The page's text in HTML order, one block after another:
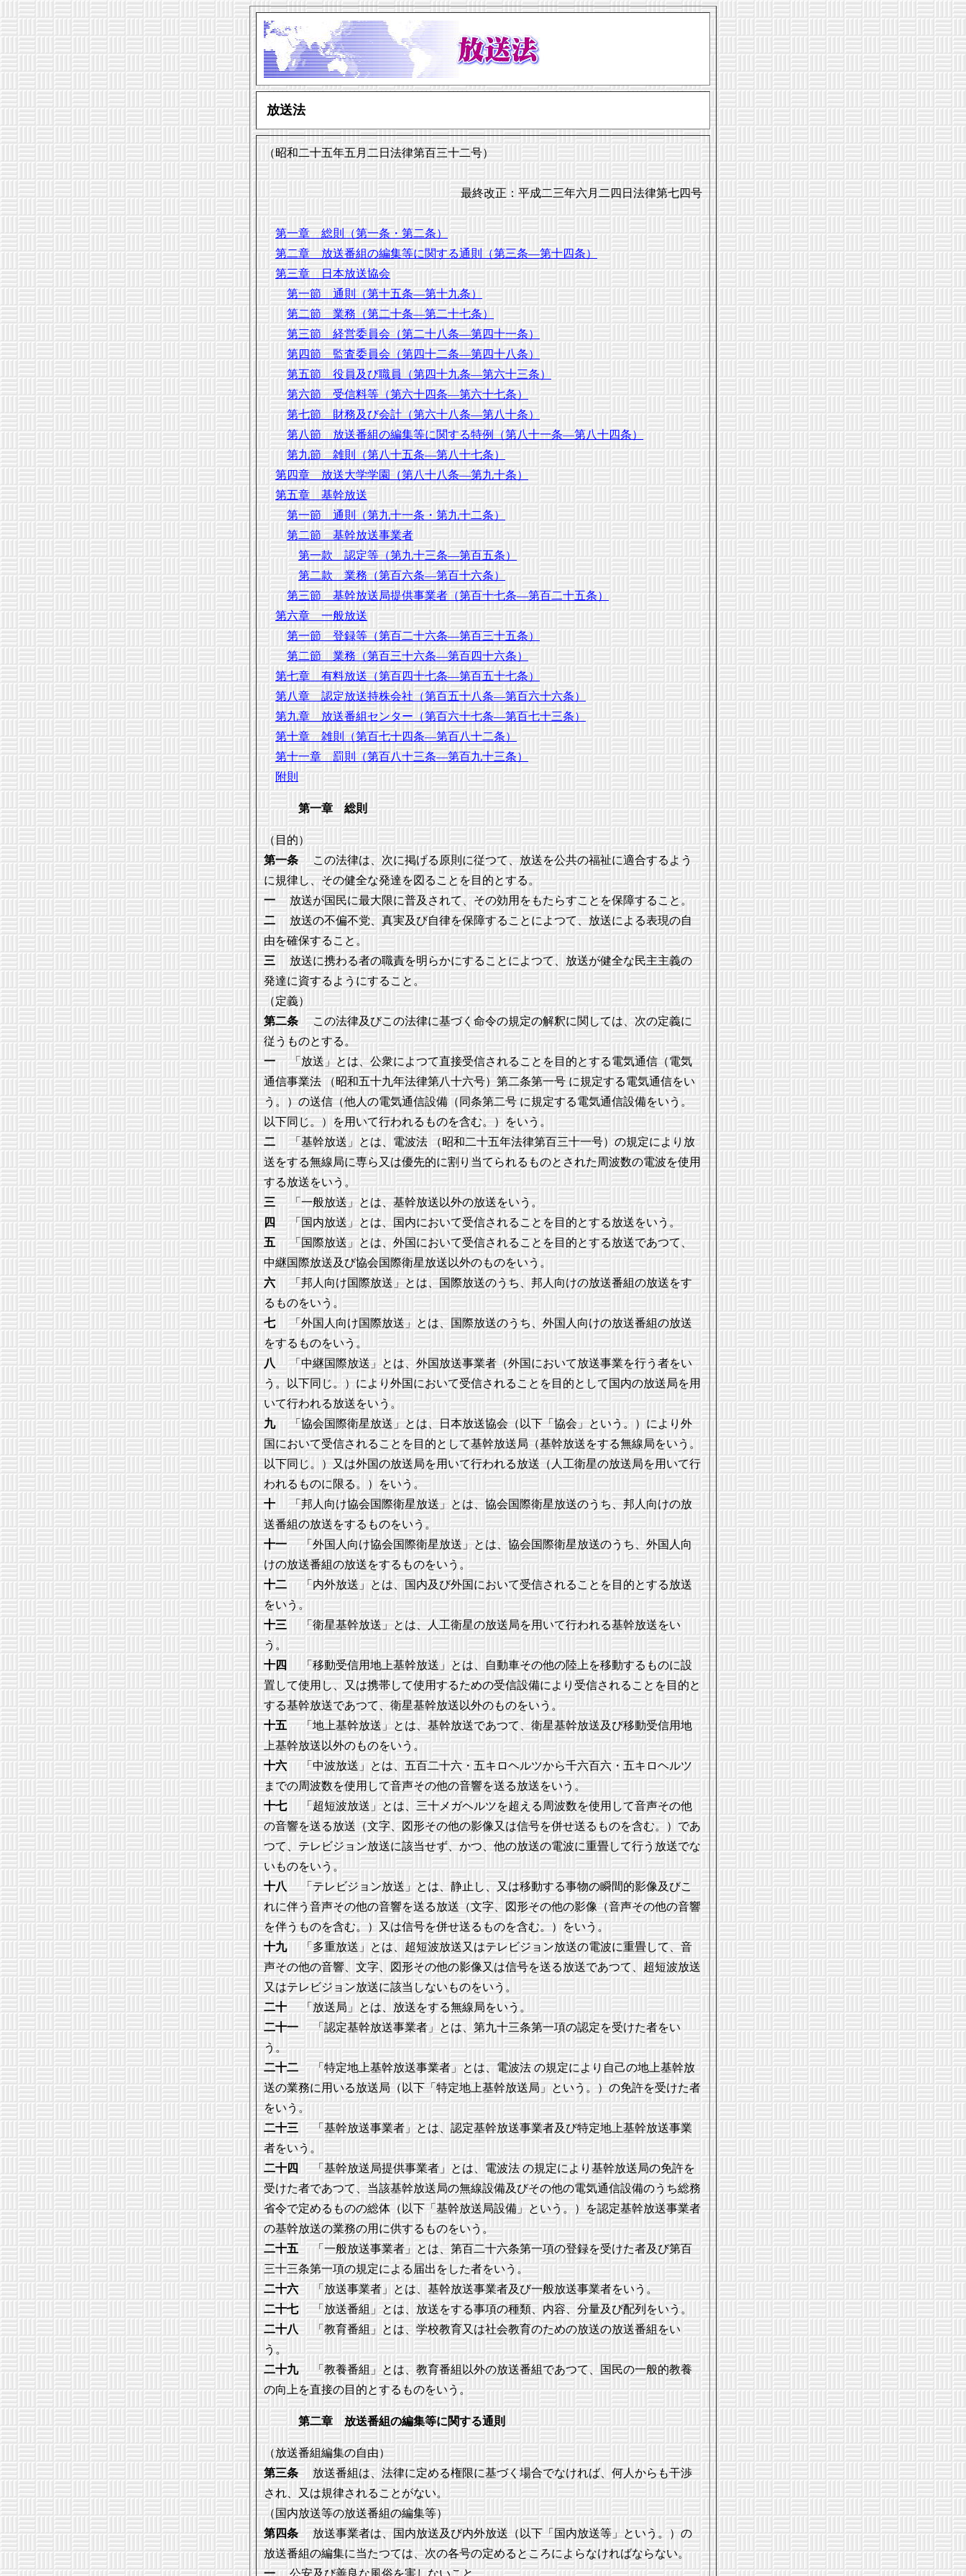
放送法
（昭和二十五年五月二日法律第百三十二号）
最終改正：平成二三年六月二四日法律第七四号
第一章 総則（第一条・第二条）
第二章 放送番組の編集等に関する通則（第三条―第十四条）
第三章 日本放送協会
第一節 通則（第十五条―第十九条）
第二節 業務（第二十条―第二十七条）
第三節 経営委員会（第二十八条―第四十一条）
第四節 監査委員会（第四十二条―第四十八条）
第五節 役員及び職員（第四十九条―第六十三条）
第六節 受信料等（第六十四条―第六十七条）
第七節 財務及び会計（第六十八条―第八十条）
第八節 放送番組の編集等に関する特例（第八十一条―第八十四条）
第九節 雑則（第八十五条―第八十七条）
第四章 放送大学学園（第八十八条―第九十条）
第五章 基幹放送
第一節 通則（第九十一条・第九十二条）
第二節 基幹放送事業者
第一款 認定等（第九十三条―第百五条）
第二款 業務（第百六条―第百十六条）
第三節 基幹放送局提供事業者（第百十七条―第百二十五条）
第六章 一般放送
第一節 登録等（第百二十六条―第百三十五条）
第二節 業務（第百三十六条―第百四十六条）
第七章 有料放送（第百四十七条―第百五十七条）
第八章 認定放送持株会社（第百五十八条―第百六十六条）
第九章 放送番組センター（第百六十七条―第百七十三条）
第十章 雑則（第百七十四条―第百八十二条）
第十一章 罰則（第百八十三条―第百九十三条）
附則
第一章 総則
（目的）
第一条 この法律は、次に掲げる原則に従つて、放送を公共の福祉に適合するよう
に規律し、その健全な発達を図ることを目的とする。
一 放送が国民に最大限に普及されて、その効用をもたらすことを保障すること。
二
放送の不偏不党、真実及び自律を保障することによつて、放送による表現の自
由を確保すること。
三
放送に携わる者の職責を明らかにすることによつて、放送が健全な民主主義の
発達に資するようにすること。
（定義）
第二条
この法律及びこの法律に基づく命令の規定の解釈に関しては、次の定義に
従うものとする。
一 「放送」とは、公衆によつて直接受信されることを目的とする電気通信（電気
通信事業法 （昭和五十九年法律第八十六号）第二条第一号 に規定する電気通信をい
う。）の送信（他人の電気通信設備（同条第二号 に規定する電気通信設備をいう。
以下同じ。）を用いて行われるものを含む。）をいう。
二
「基幹放送」とは、電波法 （昭和二十五年法律第百三十一号）の規定により放
送をする無線局に専ら又は優先的に割り当てられるものとされた周波数の電波を使用
する放送をいう。
三 「一般放送」とは、基幹放送以外の放送をいう。
四 「国内放送」とは、国内において受信されることを目的とする放送をいう。
五 「国際放送」とは、外国において受信されることを目的とする放送であつて、
中継国際放送及び協会国際衛星放送以外のものをいう。
六
「邦人向け国際放送」とは、国際放送のうち、邦人向けの放送番組の放送をす
るものをいう。
七
「外国人向け国際放送」とは、国際放送のうち、外国人向けの放送番組の放送
をするものをいう。
八
「中継国際放送」とは、外国放送事業者（外国において放送事業を行う者をい
う。以下同じ。）により外国において受信されることを目的として国内の放送局を用
いて行われる放送をいう。
九
「協会国際衛星放送」とは、日本放送協会（以下「協会」という。）により外
国において受信されることを目的として基幹放送局（基幹放送をする無線局をいう。
以下同じ。）又は外国の放送局を用いて行われる放送（人工衛星の放送局を用いて行
われるものに限る。）をいう。
十
「邦人向け協会国際衛星放送」とは、協会国際衛星放送のうち、邦人向けの放
送番組の放送をするものをいう。
十一 「外国人向け協会国際衛星放送」とは、協会国際衛星放送のうち、外国人向
けの放送番組の放送をするものをいう。
十二 「内外放送」とは、国内及び外国において受信されることを目的とする放送
をいう。
十三
「衛星基幹放送」とは、人工衛星の放送局を用いて行われる基幹放送をい
う。
十四
「移動受信用地上基幹放送」とは、自動車その他の陸上を移動するものに設
置して使用し、又は携帯して使用するための受信設備により受信されることを目的と
する基幹放送であつて、衛星基幹放送以外のものをいう。
十五 「地上基幹放送」とは、基幹放送であつて、衛星基幹放送及び移動受信用地
上基幹放送以外のものをいう。
十六
「中波放送」とは、五百二十六・五キロヘルツから千六百六・五キロヘルツ
までの周波数を使用して音声その他の音響を送る放送をいう。
十七
「超短波放送」とは、三十メガヘルツを超える周波数を使用して音声その他
の音響を送る放送（文字、図形その他の影像又は信号を併せ送るものを含む。）であ
つて、テレビジョン放送に該当せず、かつ、他の放送の電波に重畳して行う放送でな
いものをいう。
十八 「テレビジョン放送」とは、静止し、又は移動する事物の瞬間的影像及びこ
れに伴う音声その他の音響を送る放送（文字、図形その他の影像（音声その他の音響
を伴うものを含む。）又は信号を併せ送るものを含む。）をいう。
十九
「多重放送」とは、超短波放送又はテレビジョン放送の電波に重畳して、音
声その他の音響、文字、図形その他の影像又は信号を送る放送であつて、超短波放送
又はテレビジョン放送に該当しないものをいう。
二十 「放送局」とは、放送をする無線局をいう。
二十一
「認定基幹放送事業者」とは、第九十三条第一項の認定を受けた者をい
う。
二十二 「特定地上基幹放送事業者」とは、電波法 の規定により自己の地上基幹放
送の業務に用いる放送局（以下「特定地上基幹放送局」という。）の免許を受けた者
をいう。
二十三
「基幹放送事業者」とは、認定基幹放送事業者及び特定地上基幹放送事業
者をいう。
二十四
「基幹放送局提供事業者」とは、電波法 の規定により基幹放送局の免許を
受けた者であつて、当該基幹放送局の無線設備及びその他の電気通信設備のうち総務
省令で定めるものの総体（以下「基幹放送局設備」という。）を認定基幹放送事業者
の基幹放送の業務の用に供するものをいう。
二十五 「一般放送事業者」とは、第百二十六条第一項の登録を受けた者及び第百
三十三条第一項の規定による届出をした者をいう。
二十六 「放送事業者」とは、基幹放送事業者及び一般放送事業者をいう。
二十七
「放送番組」とは、放送をする事項の種類、内容、分量及び配列をいう。
二十八 「教育番組」とは、学校教育又は社会教育のための放送の放送番組をい
う。
二十九 「教養番組」とは、教育番組以外の放送番組であつて、国民の一般的教養
の向上を直接の目的とするものをいう。
第二章 放送番組の編集等に関する通則
（放送番組編集の自由）
第三条 放送番組は、法律に定める権限に基づく場合でなければ、何人からも干渉
され、又は規律されることがない。
（国内放送等の放送番組の編集等）
第四条 放送事業者は、国内放送及び内外放送（以下「国内放送等」という。）の
放送番組の編集に当たつては、次の各号の定めるところによらなければならない。
一
公安及び善良な風俗を害しないこと。